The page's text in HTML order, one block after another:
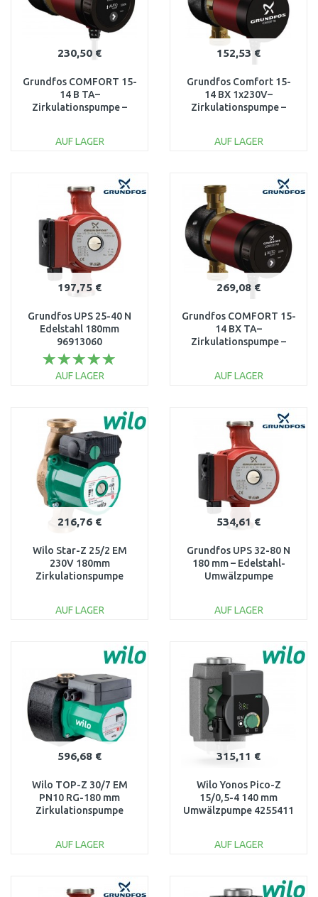
230,50 €
Grundfos COMFORT 15-
14 B TA–
Zirkulationspumpe –
AUF LAGER
Vergleichen
152,53 €
Grundfos Comfort 15-
14 BX 1x230V–
Zirkulationspumpe –
AUF LAGER
Vergleichen
197,75 €
Grundfos UPS 25-40 N
Edelstahl 180mm
96913060
Heizungsumwälzpumpe
AUF LAGER
Vergleichen
269,08 €
Grundfos COMFORT 15-
14 BX TA–
Zirkulationspumpe –
AUF LAGER
Vergleichen
216,76 €
Wilo Star-Z 25/2 EM
230V 180mm
Zirkulationspumpe
AUF LAGER
534,61 €
Grundfos UPS 32-80 N
180 mm – Edelstahl-
Umwälzpumpe
AUF LAGER
Vergleichen
596,68 €
Wilo TOP-Z 30/7 EM
PN10 RG-180 mm
Zirkulationspumpe
AUF LAGER
315,11 €
Wilo Yonos Pico-Z
15/0,5-4 140 mm
Umwälzpumpe 4255411
AUF LAGER